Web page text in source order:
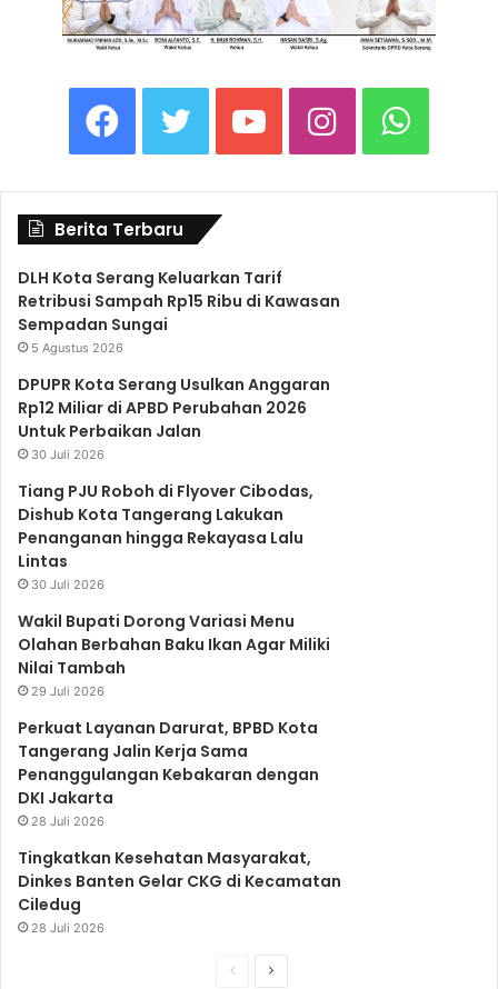
a
c
e
b
o
w
i
t
r
o
u
e
n
h
Berita Terbaru
DLH Kota Serang Keluarkan Tarif
Retribusi Sampah Rp15 Ribu di Kawasan
Sempadan Sungai
5 Agustus 2026
DPUPR Kota Serang Usulkan Anggaran
Rp12 Miliar di APBD Perubahan 2026
Untuk Perbaikan Jalan
30 Juli 2026
Tiang PJU Roboh di Flyover Cibodas,
Dishub Kota Tangerang Lakukan
Penanganan hingga Rekayasa Lalu
Lintas
30 Juli 2026
Wakil Bupati Dorong Variasi Menu
Olahan Berbahan Baku Ikan Agar Miliki
Nilai Tambah
29 Juli 2026
Perkuat Layanan Darurat, BPBD Kota
Tangerang Jalin Kerja Sama
Penanggulangan Kebakaran dengan
DKI Jakarta
28 Juli 2026
Tingkatkan Kesehatan Masyarakat,
Dinkes Banten Gelar CKG di Kecamatan
Ciledug
28 Juli 2026